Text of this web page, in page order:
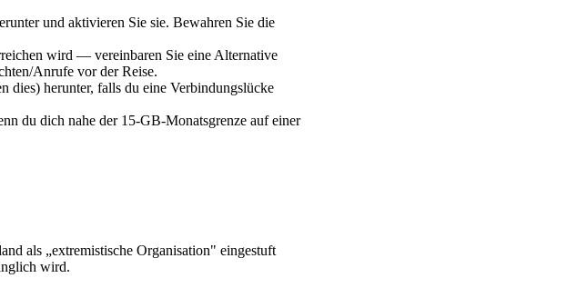
und aktivieren Sie sie. Bewahren Sie die
wird — vereinbaren Sie eine Alternative
Anrufe vor der Reise.
dies) herunter, falls du eine Verbindungslücke
du dich nahe der 15-GB-Monatsgrenze auf einer
als „extremistische Organisation" eingestuft
wird.